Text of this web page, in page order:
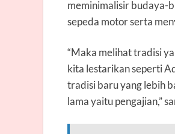
meminimalisir budaya-
sepeda motor serta
“Maka melihat tradisi
kita lestarikan seperti
tradisi baru yang lebih
lama yaitu pengajian,”